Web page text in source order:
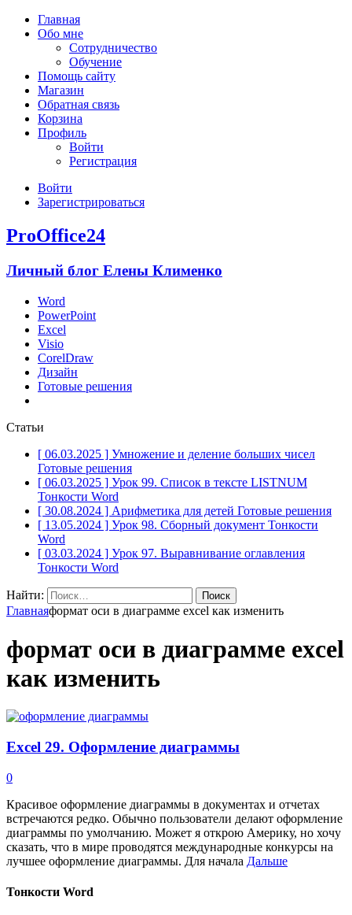
Главная
Обо мне
Сотрудничество
Обучение
Помощь сайту
Магазин
Обратная связь
Корзина
Профиль
Войти
Регистрация
Войти
Зарегистрироваться
ProOffice24
Личный блог Елены Клименко
Word
PowerPoint
Excel
Visio
CorelDraw
Дизайн
Готовые решения
Статьи
[ 06.03.2025 ] Умножение и деление больших чисел
Готовые решения
[ 06.03.2025 ] Урок 99. Список в тексте LISTNUM
Тонкости Word
[ 30.08.2024 ] Арифметика для детей Готовые решения
[ 13.05.2024 ] Урок 98. Сборный документ Тонкости
Word
[ 03.03.2024 ] Урок 97. Выравнивание оглавления
Тонкости Word
Найти:
Главнаяформат оси в диаграмме excel как изменить
формат оси в диаграмме excel
как изменить
Excel 29. Оформление диаграммы
0
Красивое оформление диаграммы в документах и отчетах
встречаются редко. Обычно пользователи делают оформление
диаграммы по умолчанию. Может я открою Америку, но хочу
сказать, что в мире проводятся международные конкурсы на
лучшее оформление диаграммы. Для начала Дальше
Тонкости Word